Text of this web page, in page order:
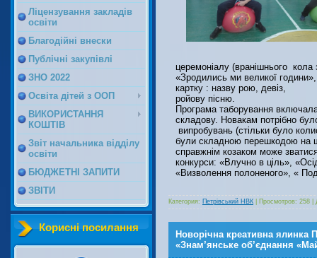
Ліцензування закладів
освіти
Благодійні внески
Публічні закупівлі
ЗНО 2022
Освіта дітей з ООП
ВИКОРИСТАННЯ
КОШТІВ
Звіт начальника відділу
освіти
БЮДЖЕТНІ ЗАПИТИ
ЗВІТИ
Корисні посилання
церемоніалу (вранішнього
«Зродились ми великої
картку : назву рою, девіз,
ройову пісню.
Програма таборування
складову. Новакам потрібно
випробувань (стільки було
були складною перешкодою на
справжнім козаком може
конкурси: «Влучно в ціль»,
«Визволення полоненого», «
Категория: Петрівський НВК Просмотров: 258
Новорічна креативна ялинка
«Знам’янське об’єднання